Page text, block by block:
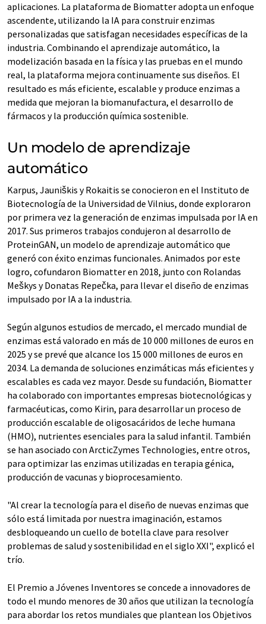
aplicaciones. La plataforma de Biomatter adopta un enfoque
ascendente, utilizando la IA para construir enzimas
personalizadas que satisfagan necesidades específicas de la
industria. Combinando el aprendizaje automático, la
modelización basada en la física y las pruebas en el mundo
real, la plataforma mejora continuamente sus diseños. El
resultado es más eficiente, escalable y produce enzimas a
medida que mejoran la biomanufactura, el desarrollo de
fármacos y la producción química sostenible.
Un modelo de aprendizaje
automático
Karpus, Jauniškis y Rokaitis se conocieron en el Instituto de
Biotecnología de la Universidad de Vilnius, donde exploraron
por primera vez la generación de enzimas impulsada por IA en
2017. Sus primeros trabajos condujeron al desarrollo de
ProteinGAN, un modelo de aprendizaje automático que
generó con éxito enzimas funcionales. Animados por este
logro, cofundaron Biomatter en 2018, junto con Rolandas
Meškys y Donatas Repečka, para llevar el diseño de enzimas
impulsado por IA a la industria.
Según algunos estudios de mercado, el mercado mundial de
enzimas está valorado en más de 10 000 millones de euros en
2025 y se prevé que alcance los 15 000 millones de euros en
2034. La demanda de soluciones enzimáticas más eficientes y
escalables es cada vez mayor. Desde su fundación, Biomatter
ha colaborado con importantes empresas biotecnológicas y
farmacéuticas, como Kirin, para desarrollar un proceso de
producción escalable de oligosacáridos de leche humana
(HMO), nutrientes esenciales para la salud infantil. También
se han asociado con ArcticZymes Technologies, entre otros,
para optimizar las enzimas utilizadas en terapia génica,
producción de vacunas y bioprocesamiento.
"Al crear la tecnología para el diseño de nuevas enzimas que
sólo está limitada por nuestra imaginación, estamos
desbloqueando un cuello de botella clave para resolver
problemas de salud y sostenibilidad en el siglo XXI", explicó el
trío.
El Premio a Jóvenes Inventores se concede a innovadores de
todo el mundo menores de 30 años que utilizan la tecnología
para abordar los retos mundiales que plantean los Objetivos